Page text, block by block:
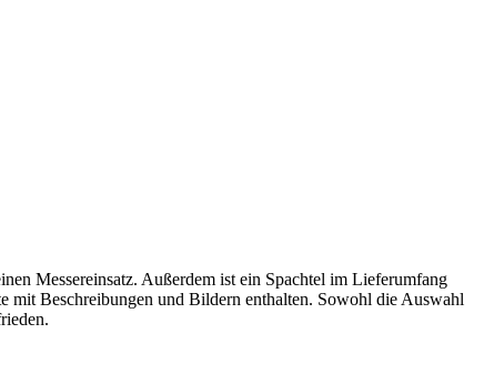
Messereinsatz. Außerdem ist ein Spachtel im Lieferumfang
mit Beschreibungen und Bildern enthalten. Sowohl die Auswahl